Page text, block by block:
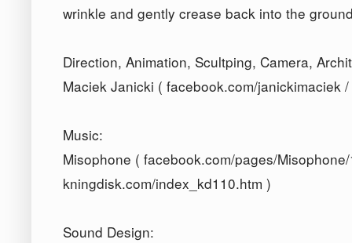
wrinkle and gently crease back into the
Direction, Animation, Scultping, Camera,
Maciek Janicki ( facebook.com/janickimaciek
Music:
Misophone ( facebook.com/pages/
kningdisk.com/index_kd110.htm )
Sound Design: